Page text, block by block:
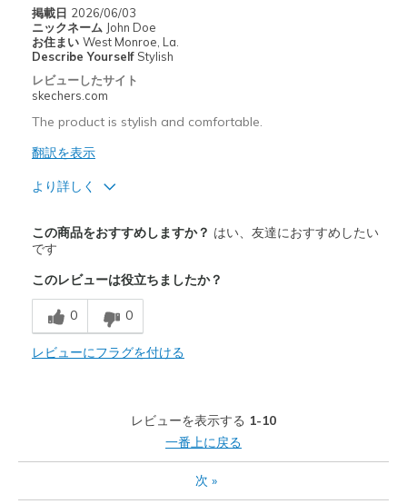
掲載日 2026/06/03
ニックネーム John Doe
お住まい West Monroe, La.
Describe Yourself Stylish
レビューしたサイト
skechers.com
The product is stylish and comfortable.
翻訳を表示
より詳しく
Breathe Well
Comfortable
Durable
Stylish
Feels true to width
この商品をおすすめしますか？ はい、友達におすすめしたい
です
このレビューは役立ちましたか？
0 0
レビューにフラグを付ける
レビューを表示する 1-10
一番上に戻る
次 »